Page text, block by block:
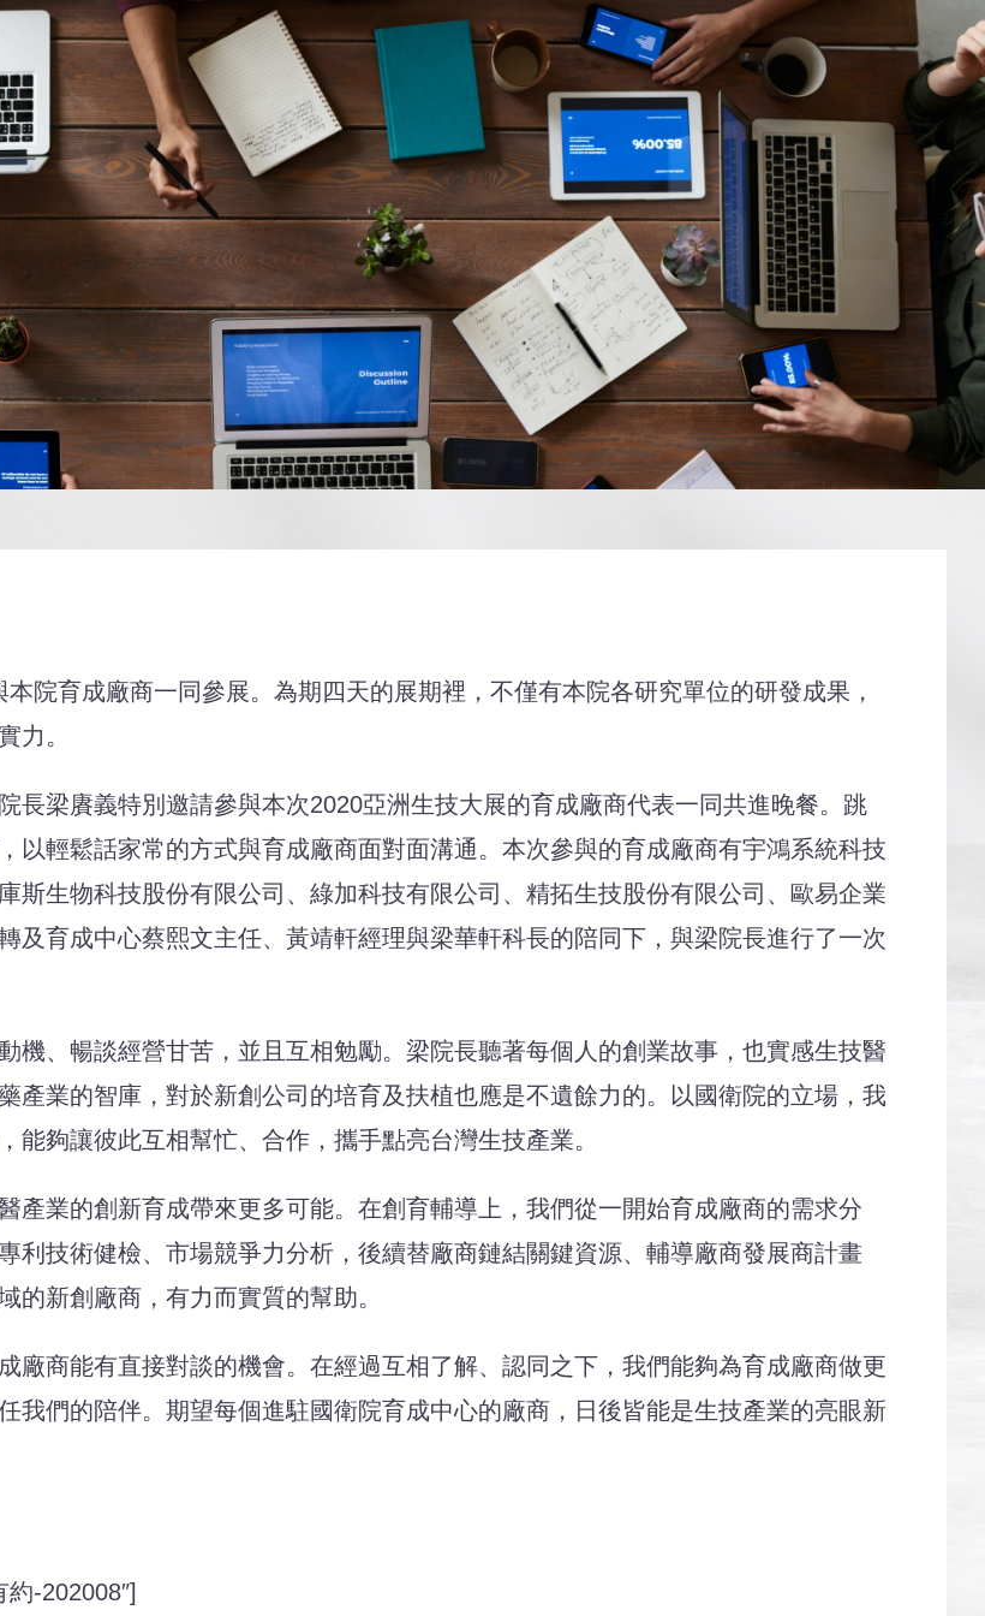
育成廠商一同參展。為期四天的展期裡，不僅有本院各研究單位的研發成果，
力。
梁賡義特別邀請參與本次2020亞洲生技大展的育成廠商代表一同共進晚餐。跳
以輕鬆話家常的方式與育成廠商面對面溝通。本次參與的育成廠商有宇鴻系統科技
斯生物科技股份有限公司、綠加科技有限公司、精拓生技股份有限公司、歐易企業
及育成中心蔡熙文主任、黃靖軒經理與梁華軒科長的陪同下，與梁院長進行了一次
、暢談經營甘苦，並且互相勉勵。梁院長聽著每個人的創業故事，也實感生技醫
產業的智庫，對於新創公司的培育及扶植也應是不遺餘力的。以國衛院的立場，我
夠讓彼此互相幫忙、合作，攜手點亮台灣生技產業。
業的創新育成帶來更多可能。在創育輔導上，我們從一開始育成廠商的需求分
利技術健檢、市場競爭力分析，後續替廠商鏈結關鍵資源、輔導廠商發展商計畫
的新創廠商，有力而實質的幫助。
商能有直接對談的機會。在經過互相了解、認同之下，我們能夠為育成廠商做更
我們的陪伴。期望每個進駐國衛院育成中心的廠商，日後皆能是生技產業的亮眼新
-202008″]